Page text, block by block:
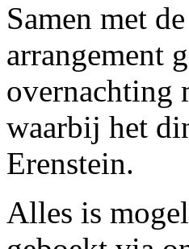
Samen met
arrangement
overnachting
waarbij het
Erenstein.
Alles is